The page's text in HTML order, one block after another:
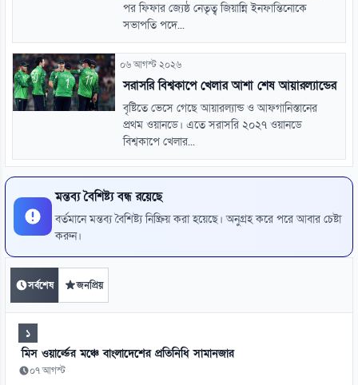
পর ফিফার জ্যেষ্ঠ নেতৃত্ব জিয়ান্নি ইনফান্তিনোকে
সভাপতি পদে...
০৬ আগস্ট ২০২৬
সরাসরি বিশ্বকাপে খেলার আশা শেষ আয়ারল্যান্ডের
বৃষ্টিতে ভেসে গেছে আয়ারল্যান্ড ও আফগানিস্তানের
প্রথম ওয়ানডে। এতে সরাসরি ২০২৭ ওয়ানডে
বিশ্বকাপে খেলার...
মন্তব্য বৈশিষ্ট্য বন্ধ রয়েছে
বর্তমানে মন্তব্য বৈশিষ্ট্য নিষ্ক্রিয় করা হয়েছে। অনুগ্রহ করে পরে আবার চেষ্টা
করুন।
সর্বশেষ জনপ্রিয়
১
মিস ওয়ার্ল্ডের মঞ্চে বাংলাদেশের প্রতিনিধি সামানজার
০৭ আগস্ট